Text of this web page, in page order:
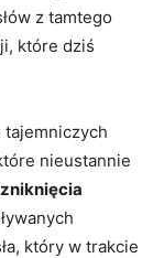
z tamtego
które dziś
tajemniczych
nieustannie
który w trakcie